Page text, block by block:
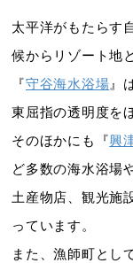
太平洋がもたらす
候からリゾート地
『守谷海水浴場』
東屈指の透明度を
そのほかにも『興
ど多数の海水浴場
土産物店、観光施
っています。
また、漁師町とし